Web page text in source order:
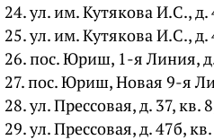
24. ул. им. Кутякова И.С.,
25. ул. им. Кутякова И.С.,
26. пос. Юриш, 1-я Линия,
27. пос. Юриш, Новая 9-я
28. ул. Прессовая, д. 37, кв.
29. ул. Прессовая, д. 47б,